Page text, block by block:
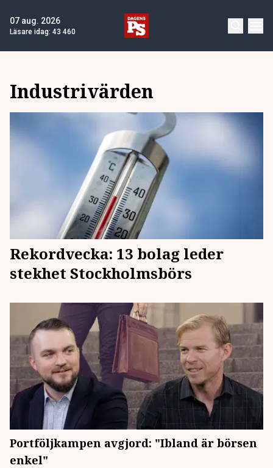
07 aug. 2026
Läsare idag: 43 460
Industrivärden
Rekordvecka: 13 bolag leder
stekhet Stockholmsbörs
Portföljkampen avgjord: "Ibland är börsen
enkel"